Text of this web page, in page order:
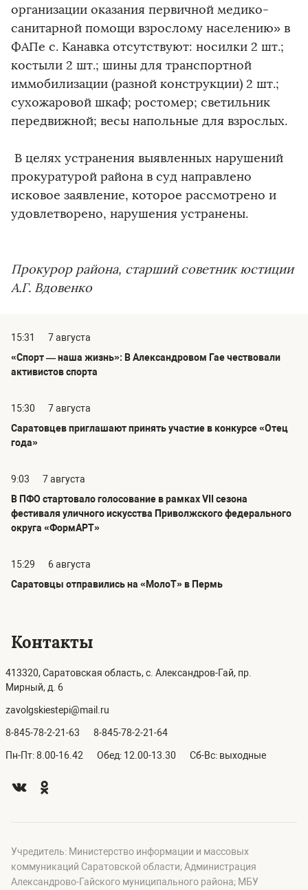
организации оказания первичной медико-
санитарной помощи взрослому населению» в
ФАПе с. Канавка отсутствуют: носилки 2 шт.;
костыли 2 шт.; шины для транспортной
иммобилизации (разной конструкции) 2 шт.;
сухожаровой шкаф; ростомер; светильник
передвижной; весы напольные для взрослых.
В целях устранения выявленных нарушений
прокуратурой района в суд направлено
исковое заявление, которое рассмотрено и
удовлетворено, нарушения устранены.
Прокурор района, старший советник юстиции
А.Г. Вдовенко
15:31
7 августа
«Спорт — наша жизнь»: В Александровом Гае чествовали
активистов спорта
15:30
7 августа
Саратовцев приглашают принять участие в конкурсе «Отец
года»
9:03
7 августа
В ПФО стартовало голосование в рамках VII сезона
фестиваля уличного искусства Приволжского федерального
округа «ФормАРТ»
15:29
6 августа
Саратовцы отправились на «МолоТ» в Пермь
Контакты
413320, Саратовская область, с. Александров-Гай, пр.
Мирный, д. 6
zavolgskiestepi@mail.ru
8-845-78-2-21-63 8-845-78-2-21-64
Пн-Пт: 8.00-16.42 Обед: 12.00-13.30 Сб-Вс: выходные
Учредитель: Министерство информации и массовых
коммуникаций Саратовской области; Администрация
Александрово-Гайского муниципального района; МБУ